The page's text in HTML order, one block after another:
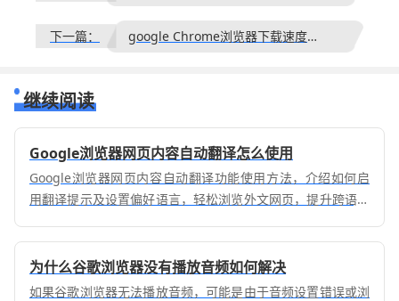
下一篇： google Chrome浏览器下载速度优化
继续阅读
Google浏览器网页内容自动翻译怎么使用
Google浏览器网页内容自动翻译功能使用方法，介绍如何启
用翻译提示及设置偏好语言，轻松浏览外文网页，提升跨语言
为什么谷歌浏览器没有播放音频如何解决
如果谷歌浏览器无法播放音频，可能是由于音频设置错误或浏